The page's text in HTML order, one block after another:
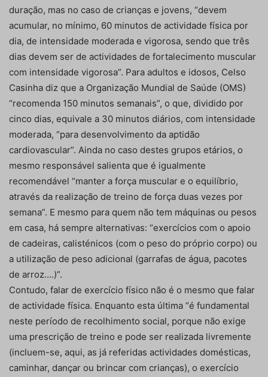
duração, mas no caso de crianças e jovens, “devem
acumular, no mínimo, 60 minutos de actividade física por
dia, de intensidade moderada e vigorosa, sendo que três
dias devem ser de actividades de fortalecimento muscular
com intensidade vigorosa”. Para adultos e idosos, Celso
Casinha diz que a Organização Mundial de Saúde (OMS)
“recomenda 150 minutos semanais”, o que, dividido por
cinco dias, equivale a 30 minutos diários, com intensidade
moderada, “para desenvolvimento da aptidão
cardiovascular”. Ainda no caso destes grupos etários, o
mesmo responsável salienta que é igualmente
recomendável “manter a força muscular e o equilíbrio,
através da realização de treino de força duas vezes por
semana”. E mesmo para quem não tem máquinas ou pesos
em casa, há sempre alternativas: “exercícios com o apoio
de cadeiras, calisténicos (com o peso do próprio corpo) ou
a utilização de peso adicional (garrafas de água, pacotes
de arroz….)”.
Contudo, falar de exercício físico não é o mesmo que falar
de actividade física. Enquanto esta última “é fundamental
neste período de recolhimento social, porque não exige
uma prescrição de treino e pode ser realizada livremente
(incluem-se, aqui, as já referidas actividades domésticas,
caminhar, dançar ou brincar com crianças), o exercício